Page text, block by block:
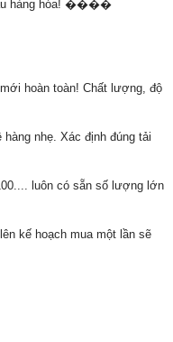
hàng hóa! ����
hoàn toàn! Chất lượng, độ
nhẹ. Xác định đúng tải
luôn có sẵn số lượng lớn
kế hoạch mua một lần sẽ